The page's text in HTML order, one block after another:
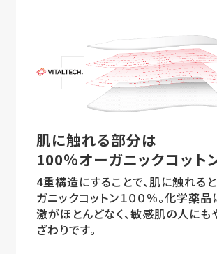
肌に触れる部分は
100％オーガニックコット
4重構造にすることで、肌に触れる
ガニックコットン１００％。化学薬
激がほとんどなく、敏感肌の人にも
ざわりです。